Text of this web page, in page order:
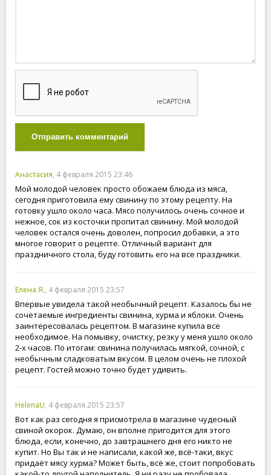
Отправить комментарий
Анастасия, 4 февраля 2015 23:46
Мой молодой человек просто обожаем блюда из мяса,
сегодня приготовила ему свинину по этому рецепту. На
готовку ушло около часа. Мясо получилось очень сочное и
нежное, сок из косточки пропитал свинину. Мой молодой
человек остался очень доволен, попросил добавки, а это
многое говорит о рецепте. Отличный вариант для
праздничного стола, буду готовить его на все праздники.
Елена Я., 4 февраля 2015 23:57
Впервые увидела такой необычный рецепт. Казалось бы не
сочетаемые ингредиенты свинина, хурма и яблоки. Очень
заинтересовалась рецептом. В магазине купила все
необходимое. На помывку, очистку, резку у меня ушло около
2-х часов. По итогам: свинина получилась мягкой, сочной, с
необычным сладковатым вкусом. В целом очень не плохой
рецепт. Гостей можно точно будет удивить.
HelenaU, 4 февраля 2015 23:57
Вот как раз сегодня я присмотрела в магазине чудесный
свиной окорок. Думаю, он вполне пригодится для этого
блюда, если, конечно, до завтрашнего дня его никто не
купит. Но Вы так и не написали, какой же, всё-таки, вкус
придаёт мясу хурма? Может быть, всё же, стоит попробовать